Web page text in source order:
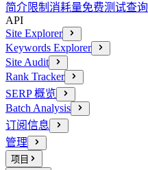
简介限制消耗量免费测试查询
API
Site Explorer
Keywords Explorer
Site Audit
Rank Tracker
SERP 概览
Batch Analysis
订阅信息
管理
项目